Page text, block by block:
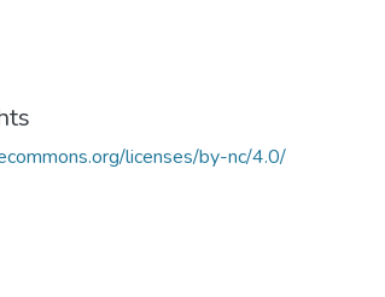
licenses/by-nc/4.0/